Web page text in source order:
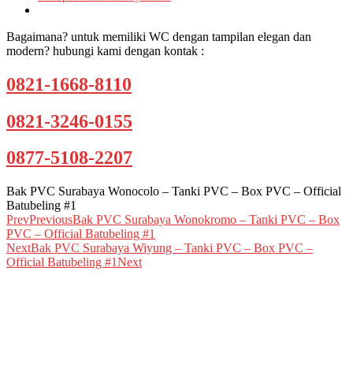
Bagaimana? untuk memiliki WC dengan tampilan elegan dan
modern? hubungi kami dengan kontak :
0821-1668-8110
0821-3246-0155
0877-5108-2207
Bak PVC Surabaya Wonocolo – Tanki PVC – Box PVC – Official
Batubeling #1
PrevPreviousBak PVC Surabaya Wonokromo – Tanki PVC – Box
PVC – Official Batubeling #1
NextBak PVC Surabaya Wiyung – Tanki PVC – Box PVC –
Official Batubeling #1Next